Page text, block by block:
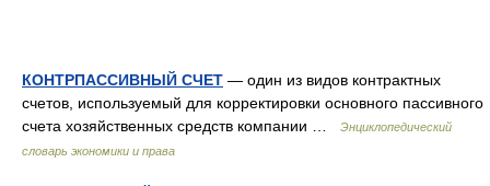
КОНТРПАССИВНЫЙ СЧЕТ — один из видов контрактных
счетов, используемый для корректировки основного пассивного
счета хозяйственных средств компании …
Энциклопедический
словарь экономики и права